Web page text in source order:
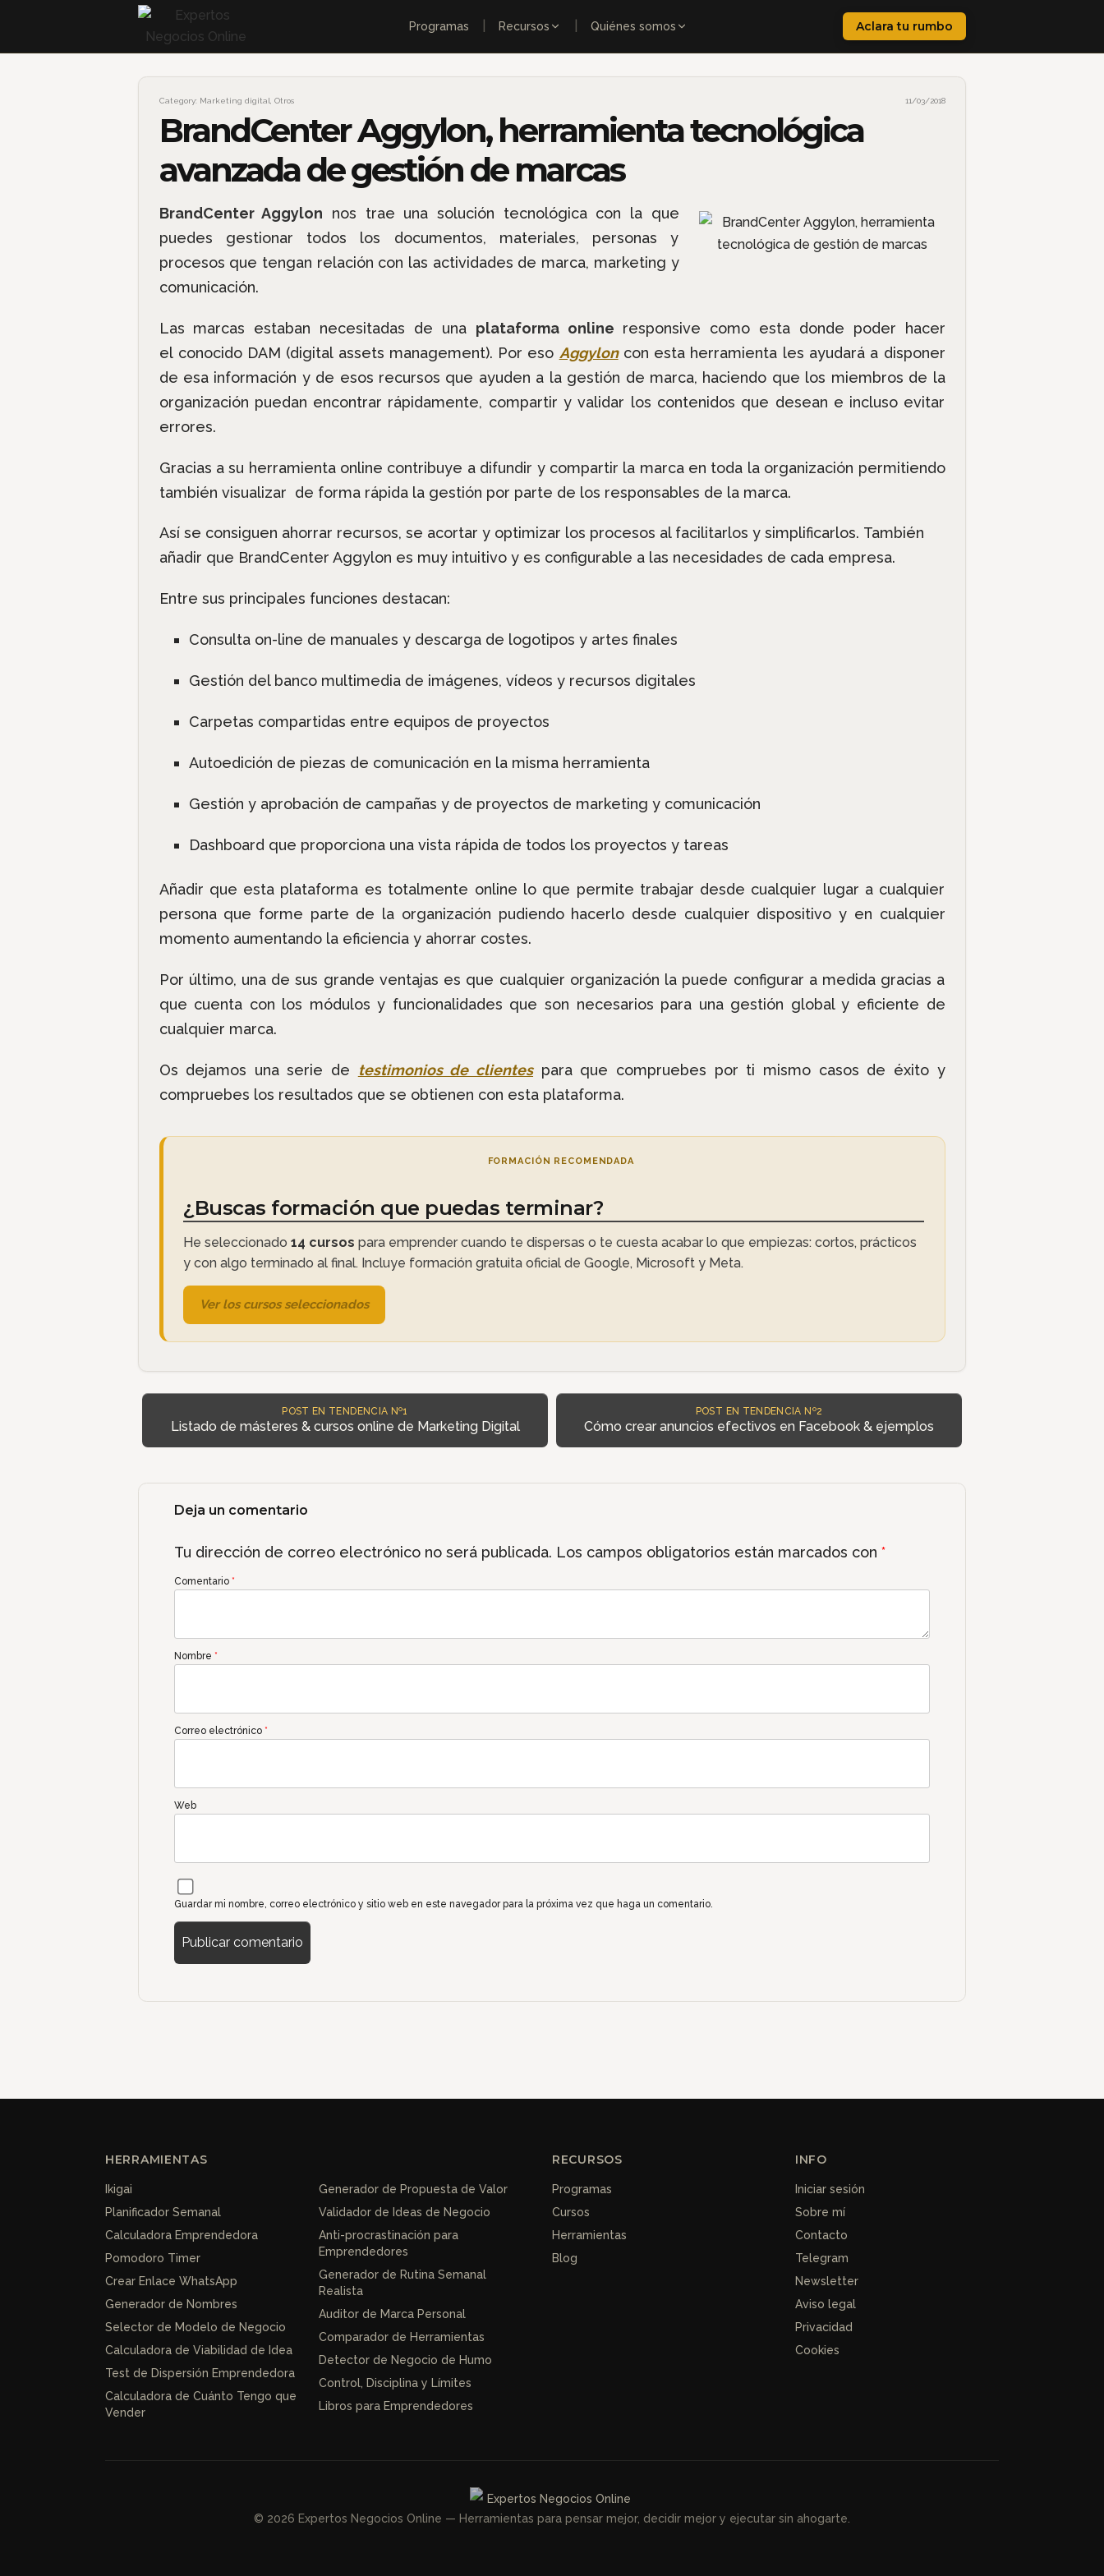
Programas Recursos Quiénes somos Aclara tu rumbo
11/03/2018
Category: Marketing digital Otros
BrandCenter Aggylon, herramienta tecnológica
avanzada de gestión de marcas
BrandCenter Aggylon nos trae una solución tecnológica con la que
puedes gestionar todos los documentos, materiales, personas y
procesos que tengan relación con las actividades de marca, marketing y
comunicación.
Las marcas estaban necesitadas de una plataforma online responsive como esta donde poder hacer
el conocido DAM (digital assets management). Por eso Aggyloncon esta herramienta les ayudará a disponer
de esa información y de esos recursos que ayuden a la gestión de marca, haciendo que los miembros de la
organización puedan encontrar rápidamente, compartir y validar los contenidos que desean e incluso evitar
errores.
Gracias a su herramienta online contribuye a difundir y compartir la marca en toda la organización permitiendo
también visualizar de forma rápida la gestión por parte de los responsables de la marca.
Así se consiguen ahorrar recursos, se acortar y optimizar los procesos al facilitarlos y simplificarlos. También
añadir que BrandCenter Aggylon es muy intuitivo y es configurable a las necesidades de cada empresa.
Entre sus principales funciones destacan:
Consulta on-line de manuales y descarga de logotipos y artes finales
Gestión del banco multimedia de imágenes, vídeos y recursos digitales
Carpetas compartidas entre equipos de proyectos
Autoedición de piezas de comunicación en la misma herramienta
Gestión y aprobación de campañas y de proyectos de marketing y comunicación
Dashboard que proporciona una vista rápida de todos los proyectos y tareas
Añadir que esta plataforma es totalmente online lo que permite trabajar desde cualquier lugar a cualquier
persona que forme parte de la organización pudiendo hacerlo desde cualquier dispositivo y en cualquier
momento aumentando la eficiencia y ahorrar costes.
Por último, una de sus grande ventajas es que cualquier organización la puede configurar a medida gracias a
que cuenta con los módulos y funcionalidades que son necesarios para una gestión global y eficiente de
cualquier marca.
Os dejamos una serie de testimonios de clientespara que compruebes por ti mismo casos de éxito y
compruebes los resultados que se obtienen con esta plataforma.
FORMACIÓN RECOMENDADA
¿Buscas formación que puedas terminar?
He seleccionado 14 cursos para emprender cuando te dispersas o te cuesta acabar lo que empiezas: cortos, prácticos
y con algo terminado al final. Incluye formación gratuita oficial de Google, Microsoft y Meta.
Ver los cursos seleccionados
POST EN TENDENCIA Nº1
Listado de másteres & cursos online de Marketing Digital
POST EN TENDENCIA Nº2
Cómo crear anuncios efectivos en Facebook & ejemplos
Deja un comentario
Tu dirección de correo electrónico no será publicada. Los campos obligatorios están marcados con*
Comentario *
Nombre *
Correo electrónico *
Web
Guardar mi nombre, correo electrónico y sitio web en este navegador para la próxima vez que haga un comentario.
HERRAMIENTAS
Ikigai
Planificador Semanal
Calculadora Emprendedora
Pomodoro Timer
Crear Enlace WhatsApp
Generador de Nombres
Selector de Modelo de Negocio
Calculadora de Viabilidad de Idea
Test de Dispersión Emprendedora
Calculadora de Cuánto Tengo que
Vender
Generador de Propuesta de Valor
Validador de Ideas de Negocio
Anti-procrastinación para
Emprendedores
Generador de Rutina Semanal
Realista
Auditor de Marca Personal
Comparador de Herramientas
Detector de Negocio de Humo
Control, Disciplina y Límites
Libros para Emprendedores
RECURSOS
Programas
Cursos
Herramientas
Blog
INFO
Iniciar sesión
Sobre mí
Contacto
Telegram
Newsletter
Aviso legal
Privacidad
Cookies
© 2026 Expertos Negocios Online — Herramientas para pensar mejor, decidir mejor y ejecutar sin ahogarte.